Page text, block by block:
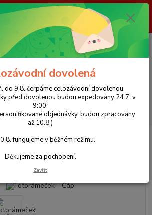
čerpáme celozávodní dovolenou. Poslední
budou expedovány 24.7. v 9:00. Od 10.8.
režimu. Děkujeme za pochopení.
Hledat
0 Kč
Fotorámeček - Čáp
- Čáp
dovolená
do 9.8. čerpáme celozávodní dovolenou.
před dovolenou budou expedovány 24.7. v
9:00.
objednávky, budou zpracovány
až 10.8.)
fungujeme v běžném režimu.
Děkujeme za pochopení.
Zavřít